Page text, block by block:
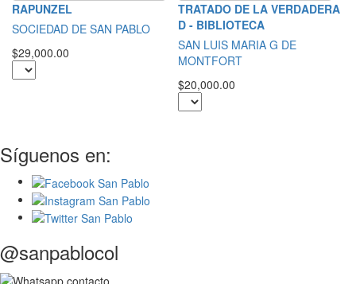
RAPUNZEL
SOCIEDAD DE SAN PABLO
$29,000.00
TRATADO DE LA VERDADERA
D - BIBLIOTECA
SAN LUIS MARIA G DE
MONTFORT
$20,000.00
Síguenos en:
@sanpablocol